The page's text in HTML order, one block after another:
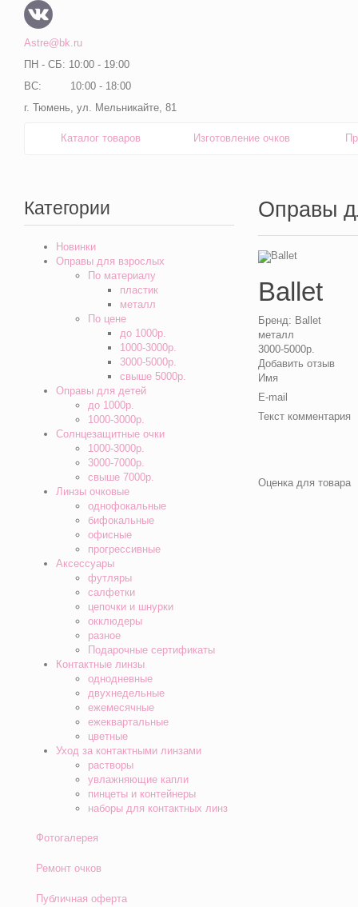
Astre@bk.ru
ПН - СБ: 10:00 - 19:00
ВС: 10:00 - 18:00
г. Тюмень, ул. Мельникайте, 81
Каталог товаров Изготовление очков
Оправы
Ballet
Бренд: Ballet
металл
3000-5000р.
Добавить отзыв
Имя
E-mail
Текст комментария
Оценка для товара
Категории
Новинки
Оправы для взрослых
По материалу
пластик
металл
По цене
до 1000р.
1000-3000р.
3000-5000р.
свыше 5000р.
Оправы для детей
до 1000р.
1000-3000р.
Солнцезащитные очки
1000-3000р.
3000-7000р.
свыше 7000р.
Линзы очковые
однофокальные
бифокальные
офисные
прогрессивные
Аксессуары
футляры
салфетки
цепочки и шнурки
окклюдеры
разное
Подарочные сертификаты
Контактные линзы
однодневные
двухнедельные
ежемесячные
ежеквартальные
цветные
Уход за контактными линзами
растворы
увлажняющие капли
пинцеты и контейнеры
наборы для контактных линз
Фотогалерея
Ремонт очков
Публичная оферта